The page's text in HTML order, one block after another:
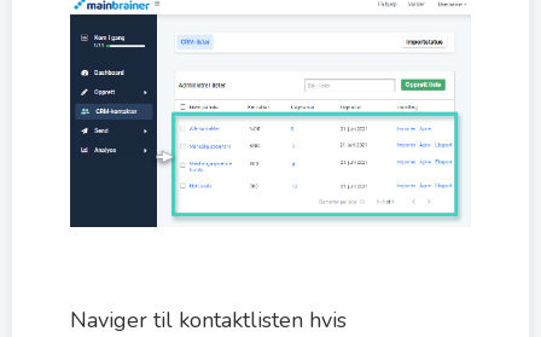
Naviger til kontaktlisten hvis